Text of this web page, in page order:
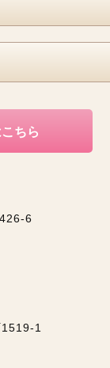
ちら
6
1